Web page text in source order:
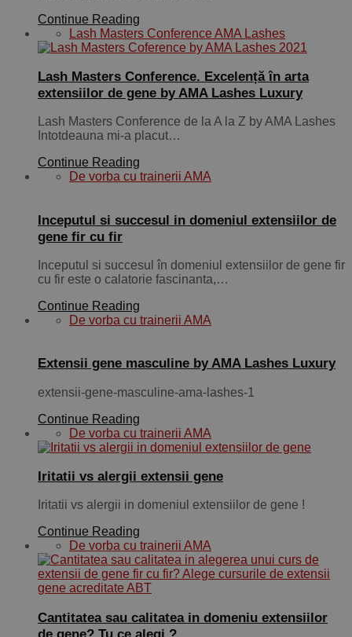
Continue Reading
Lash Masters Conference AMA Lashes
Lash Masters Conference. Excelență în arta
extensiilor de gene by AMA Lashes Luxury
Lash Masters Conference de la A la Z by AMA Lashes
Intotdeauna mi-a placut…
Continue Reading
De vorba cu trainerii AMA
Inceputul si succesul in domeniul extensiilor de
gene fir cu fir
Inceputul si succesul în domeniul extensiilor de gene fir
cu fir este o calatorie fascinanta,…
Continue Reading
De vorba cu trainerii AMA
Extensii gene masculine by AMA Lashes Luxury
extensii-gene-masculine-ama-lashes-1
Continue Reading
De vorba cu trainerii AMA
Iritatii vs alergii extensii gene
Iritatii vs alergii in domeniul extensiilor de gene !
Continue Reading
De vorba cu trainerii AMA
Cantitatea sau calitatea in domeniu extensiilor
de gene? Tu ce alegi ?